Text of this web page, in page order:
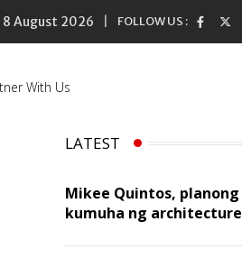
8 August 2026 FOLLOW US :
With Us
LATEST
Mikee Quintos, planong
kumuha ng architecture
taon